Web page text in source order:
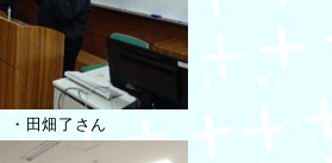
・田畑了さん